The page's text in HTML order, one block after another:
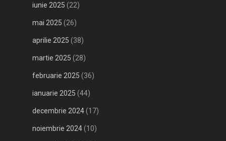
iunie 2025 (22)
mai 2025 (26)
aprilie 2025 (38)
martie 2025 (28)
februarie 2025 (36)
ianuarie 2025 (44)
decembrie 2024(17)
noiembrie 2024(10)